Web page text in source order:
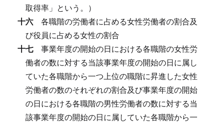
取得率」という。）
十六 各職階の労働者に占める女性労働者の割合及
び役員に占める女性の割合
十七 事業年度の開始の日における各職階の女性労
働者の数に対する当該事業年度の開始の日に属し
ていた各職階から一つ上位の職階に昇進した女性
労働者の数のそれぞれの割合及び事業年度の開始
の日における各職階の男性労働者の数に対する当
該事業年度の開始の日に属していた各職階から一